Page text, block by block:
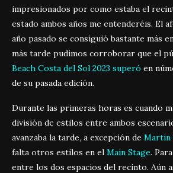
impresionados por como estaba el
estado ambos años me entenderéis. El
año pasado se consiguió bastante más
más tarde pudimos corroborar que el
Beach Costa del Sol 2023 superó en
de su pasada edición.
Durante las primeras horas es cuando
división de estilos entre ambos
avanzaba la tarde, a excepción de Martin
falta otros estilos en el Main Stage.
entre los dos espacios del recinto. Aún